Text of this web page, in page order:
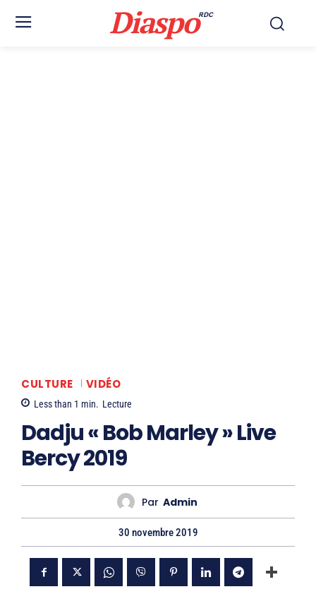
DiaspoRDC
CULTURE VIDÉO
Less than 1 min. Lecture
Dadju « Bob Marley » Live
Bercy 2019
Par Admin
30 novembre 2019